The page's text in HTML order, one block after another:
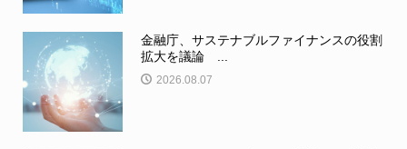
金融庁、サステナブルファイナンスの役割
拡大を議論 ...
2026.08.07